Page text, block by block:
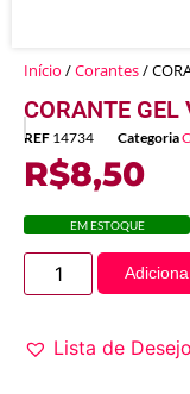
Início /Corantes/
CORANTE GEL
REF 14734 Categoria
R$8,50
EM ESTOQUE
Lista de